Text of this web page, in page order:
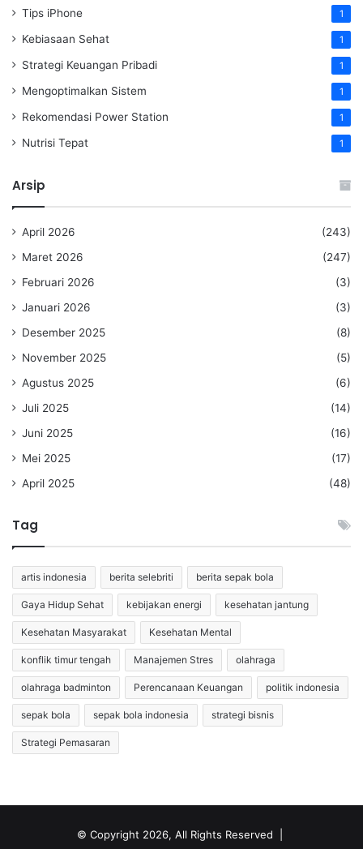
Tips iPhone 1
Kebiasaan Sehat 1
Strategi Keuangan Pribadi 1
Mengoptimalkan Sistem 1
Rekomendasi Power Station 1
Nutrisi Tepat 1
Arsip
April 2026
(243)
Maret 2026
(247)
Februari 2026
(3)
Januari 2026
(3)
Desember 2025
(8)
November 2025
(5)
Agustus 2025
(6)
Juli 2025
(14)
Juni 2025
(16)
Mei 2025
(17)
April 2025
(48)
Tag
artis indonesia berita selebriti berita sepak bola
Gaya Hidup Sehat kebijakan energi kesehatan jantung
Kesehatan Masyarakat Kesehatan Mental
konflik timur tengah Manajemen Stres olahraga
olahraga badminton Perencanaan Keuangan politik indonesia
sepak bola sepak bola indonesia strategi bisnis
Strategi Pemasaran
© Copyright 2026, All Rights Reserved |